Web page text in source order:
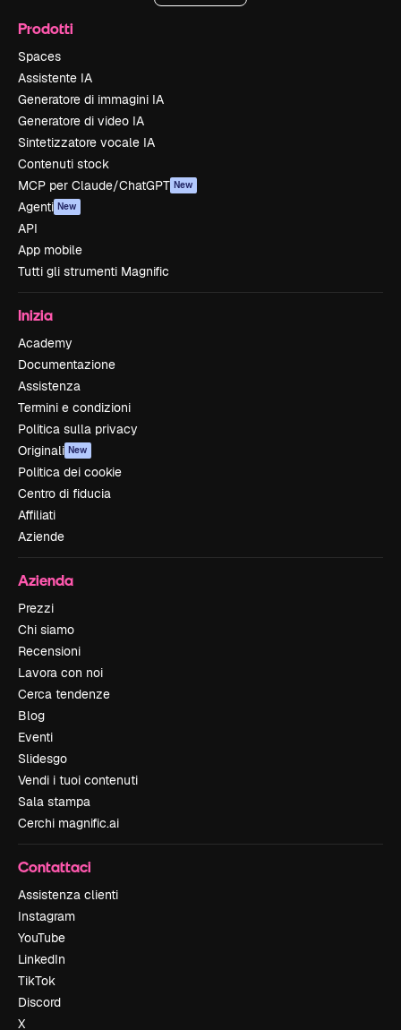
Prodotti
Spaces
Assistente IA
Generatore di immagini IA
Generatore di video IA
Sintetizzatore vocale IA
Contenuti stock
MCP per Claude/ChatGPT New
Agenti New
API
App mobile
Tutti gli strumenti Magnific
Inizia
Academy
Documentazione
Assistenza
Termini e condizioni
Politica sulla privacy
Originali New
Politica dei cookie
Centro di fiducia
Affiliati
Aziende
Azienda
Prezzi
Chi siamo
Recensioni
Lavora con noi
Cerca tendenze
Blog
Eventi
Slidesgo
Vendi i tuoi contenuti
Sala stampa
Cerchi magnific.ai
Contattaci
Assistenza clienti
Instagram
YouTube
LinkedIn
TikTok
Discord
X